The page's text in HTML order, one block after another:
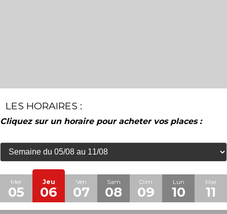
LES HORAIRES :
Cliquez sur un horaire pour acheter vos places :
Mer
05
Jeu
06
Ven
07
Sam
08
Dim
09
Lun
10
Mar
11